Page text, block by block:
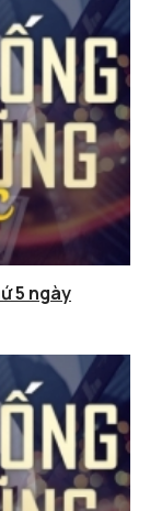
5 ngày